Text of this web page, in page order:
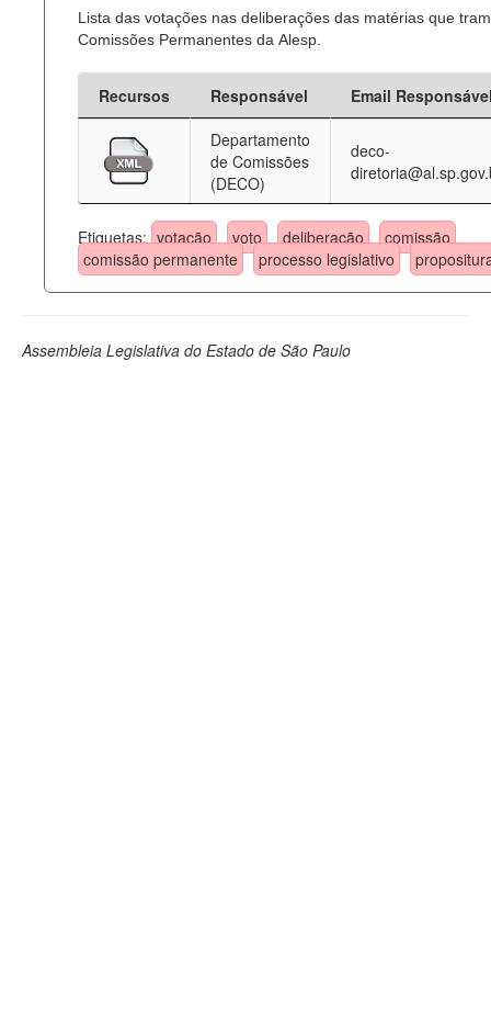
Lista das votações nas deliberações das matérias que
Comissões Permanentes da Alesp.
Recursos Responsável
Email
Departamento
de Comissões
(DECO)
deco-
Etiquetas: votação voto deliberação
comissão
comissão permanente
processo legislativo
Assembleia Legislativa do Estado de São Paulo